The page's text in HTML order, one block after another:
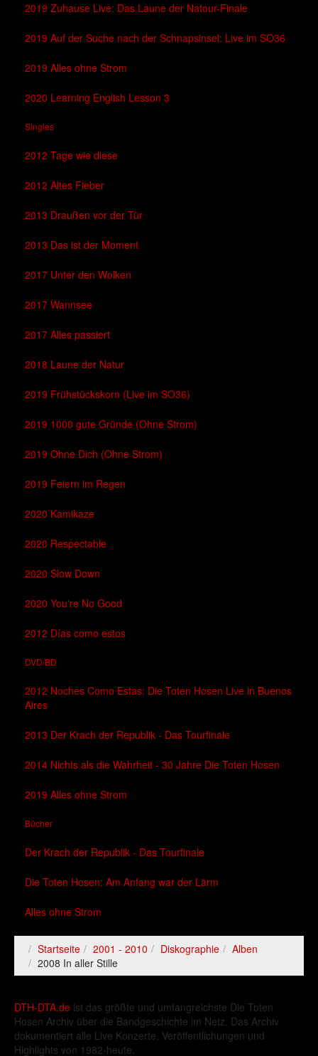
2019 Zuhause Live: Das Laune der Natour-Finale
2019 Auf der Suche nach der Schnapsinsel: Live im SO36
2019 Alles ohne Strom
2020 Learning English Lesson 3
Singles
2012 Tage wie diese
2012 Altes Fieber
2013 Draußen vor der Tür
2013 Das ist der Moment
2017 Unter den Wolken
2017 Wannsee
2017 Alles passiert
2018 Laune der Natur
2019 Frühstückskorn (Live im SO36)
2019 1000 gute Gründe (Ohne Strom)
2019 Ohne Dich (Ohne Strom)
2019 Feiern im Regen
2020 Kamikaze
2020 Respectable
2020 Slow Down
2020 You're No Good
2012 Días como estos
DVD/BD
2012 Noches Como Estas: Die Toten Hosen Live in Buenos
Aires
2013 Der Krach der Republik - Das Tourfinale
2014 Nichts als die Wahrheit - 30 Jahre Die Toten Hosen
2019 Alles ohne Strom
Bücher
Der Krach der Republik - Das Tourfinale
Die Toten Hosen: Am Anfang war der Lärm
Alles ohne Strom
Startseite 2001 - 2010 Diskographie
Alben
2008 In aller Stille
DTH-DTA.de ist das größte und umfangreichste Die Toten
Hosen Archiv über die Bandgeschichte im Netz. Das Archiv
dokumentiert alle Live Konzerte, Veröffentlichungen und
Highlights von 1982-heute.